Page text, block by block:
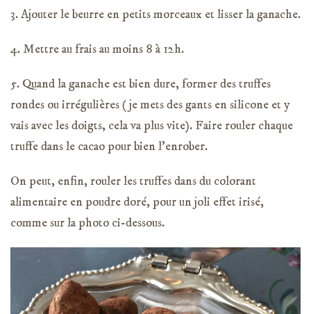
3. Ajouter le beurre en petits morceaux et lisser la ganache.
4. Mettre au frais au moins 8 à 12h.
5. Quand la ganache est bien dure, former des truffes
rondes ou irrégulières (je mets des gants en silicone et y
vais avec les doigts, cela va plus vite). Faire rouler chaque
truffe dans le cacao pour bien l’enrober.
On peut, enfin, rouler les truffes dans du colorant
alimentaire en poudre doré, pour un joli effet irisé,
comme sur la photo ci-dessous.